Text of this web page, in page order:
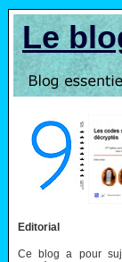
Le
Editorial
Ce blog a pour